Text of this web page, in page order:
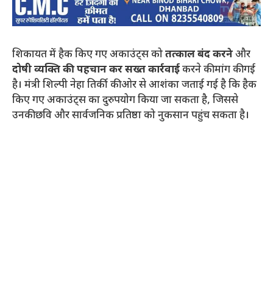
शिकायत में हैक किए गए अकाउंट्स कोतत्काल बंद करनेऔर
दोषी व्यक्ति की पहचान कर सख्त कार्रवाईकरने की मांग की गई
है। मंत्री शिल्पी नेहा तिर्की की ओर से आशंका जताई गई है कि हैक
किए गए अकाउंट्स का दुरुपयोग किया जा सकता है, जिससे
उनकी छवि और सार्वजनिक प्रतिष्ठा को नुकसान पहुंच सकता है।